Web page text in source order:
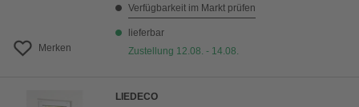
Merken
Verfügbarkeit im Markt prüfen
lieferbar
Zustellung 12.08. - 14.08.
LIEDECO